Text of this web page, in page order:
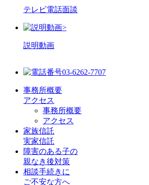
テレビ電話面談
>
説明動画
03-6262-7707
事務所概要
アクセス
事務所概要
アクセス
家族信託
実家信託
障害のある子の
親なき後対策
相談手続きに
ご不安な方へ